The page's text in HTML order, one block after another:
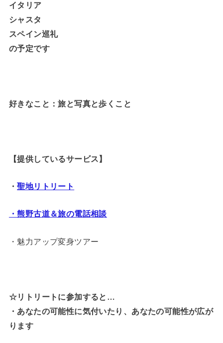
イタリア
シャスタ
スペイン巡礼
の予定です
好きなこと：旅と写真と歩くこと
【提供しているサービス】
・聖地リトリート
・熊野古道＆旅の電話相談
・魅力アップ変身ツアー
☆リトリートに参加すると…
・ あなたの可能性に気付いたり、あなたの可能性が広が
ります